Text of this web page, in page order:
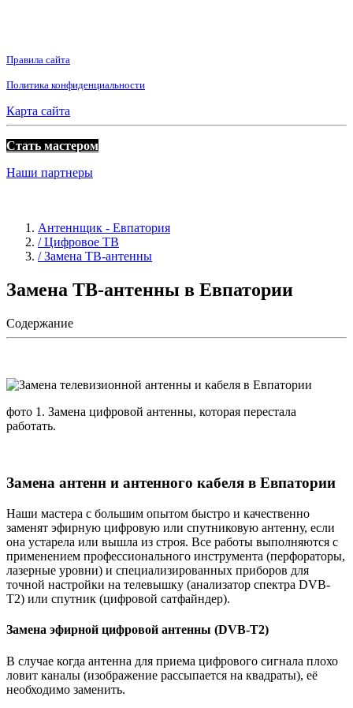
Правила сайта
Политика конфиденциальности
Карта сайта
Стать мастером
Наши партнеры
Антеннщик - Евпатория
/ Цифровое ТВ
/ Замена ТВ-антенны
Замена ТВ-антенны в Евпатории
Содержание
фото 1. Замена цифровой антенны, которая перестала
работать.
Замена антенн и антенного кабеля в Евпатории
Наши мастера с большим опытом быстро и качественно
заменят эфирную цифровую или спутниковую антенну, если
она устарела или вышла из строя. Все работы выполняются с
применением профессионального инструмента (перфораторы,
лазерные уровни) и специализированных приборов для
точной настройки на телевышку (анализатор спектра DVB-
T2) или спутник (цифровой сатфайндер).
Замена эфирной цифровой антенны (DVB-T2)
В случае когда антенна для приема цифрового сигнала плохо
ловит каналы (изображение рассыпается на квадраты), её
необходимо заменить.